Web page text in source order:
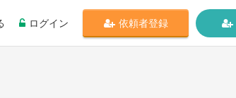
ログイン 依頼者登録